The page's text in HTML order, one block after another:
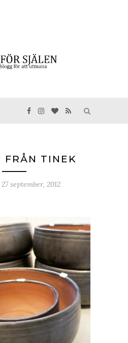
FRÅN TINEK
27 september, 2012